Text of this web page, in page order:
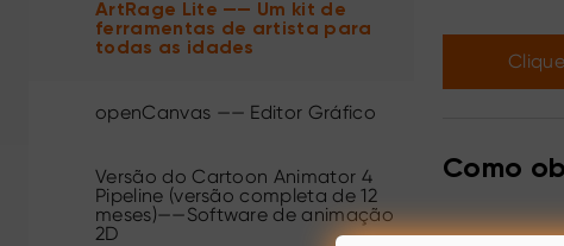
ArtRage Lite —— Um kit de
ferramentas de artista para
todas as idades
openCanvas —— Editor Gráfico
Versão do Cartoon Animator 4
Pipeline (versão completa de 12
meses)——Software de animação
2D
Como